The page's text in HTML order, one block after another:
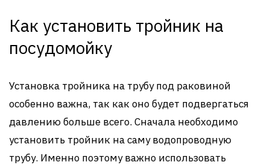
Как установить тройник на
посудомойку
Установка тройника на трубу под раковиной
особенно важна, так как оно будет подвергаться
давлению больше всего. Сначала необходимо
установить тройник на саму водопроводную
трубу. Именно поэтому важно использовать